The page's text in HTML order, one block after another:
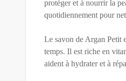
protéger et à nourrir la
quotidiennement pour
Le savon de Argan Petit
temps. Il est riche en
aident à hydrater et à